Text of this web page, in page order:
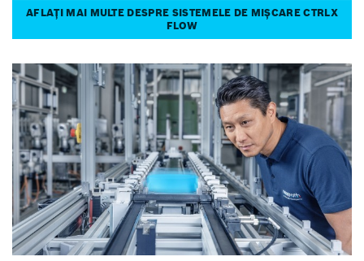
AFLAȚI MAI MULTE DESPRE SISTEMELE DE MIȘCARE CTRLX
FLOW